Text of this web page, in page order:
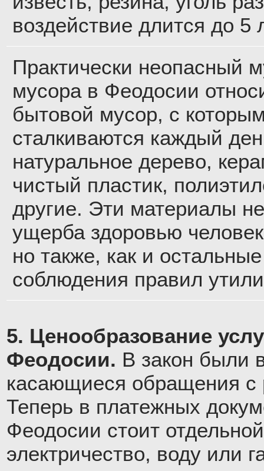
воздействие длится до 5
Практически неопасный
мусора в Феодосии
бытовой мусор, с
сталкиваются каждый
натуральное дерево,
чистый пластик,
другие. Эти материалы
ущерба здоровью
но также, как и
соблюдения правил
5. Ценообразование
Феодосии. В закон были
касающиеся обращения с
Теперь в платежных
Феодосии стоит
электричество, воду или